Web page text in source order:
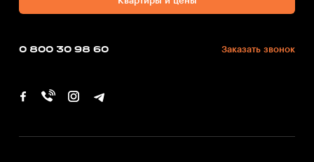
0 800 30 98 60 Заказать звонок